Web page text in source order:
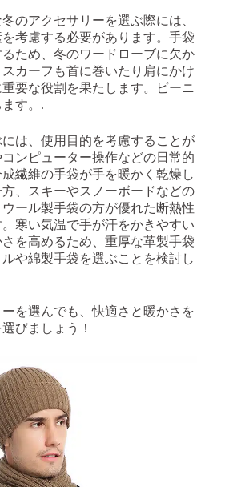
のアクセサリーを選ぶ際には、
考慮する必要があります。手袋
ため、冬のワードローブに欠か
カーフも首に巻いたり肩にかけ
要な役割を果たします。ビーニ
す。.
は、使用目的を考慮することが
ンピューター操作などの日常的
繊維の手袋が手を暖かく乾燥し
、スキーやスノーボードなどの
ール製手袋の方が優れた断熱性
寒い気温で手が汗をかきやすい
を高めるため、重厚な革製手袋
や綿製手袋を選ぶことを検討し
を選んでも、快適さと暖かさを
びましょう！